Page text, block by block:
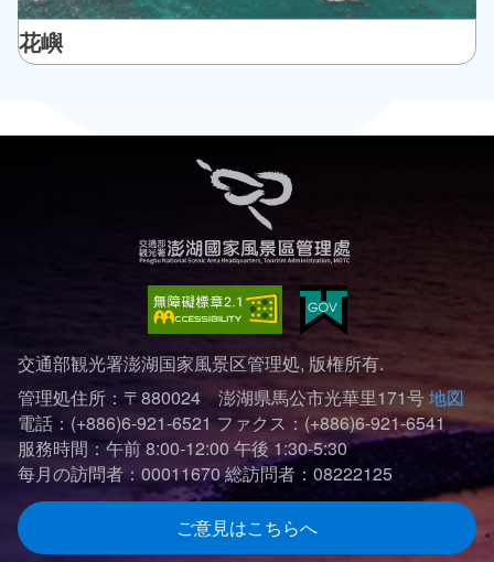
花嶼
交通部観光署澎湖国家風景区管理処, 版権所有.
管理処住所：〒880024 澎湖県馬公市光華里171号地図
電話：(+886)6-921-6521 ファクス：(+886)6-921-6541
服務時間：午前 8:00-12:00 午後 1:30-5:30
每月の訪問者：00011670総訪問者：08222125
ご意見はこちらへ